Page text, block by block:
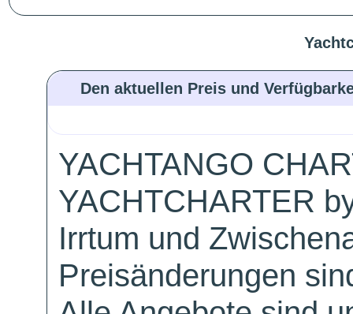
Den aktuellen Preis und
YACHTANGO
YACHTCHARTER
Irrtum und
Preisänderungen